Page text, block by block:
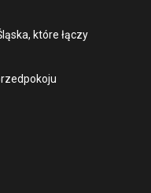
które łączy